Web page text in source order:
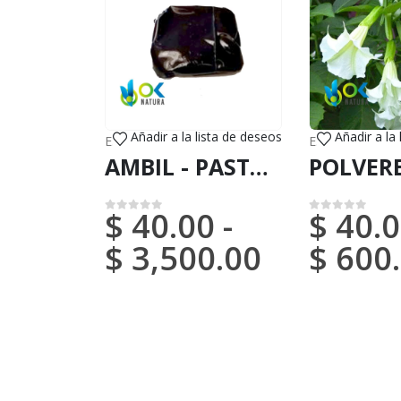
Añadir a la lista de deseos
ESTRATTO DI PASTA , MAPACHO VENDITE
AMBIL - PASTA DI AMPIRI / 10gr a 1kg - (Estratto di Mapacho) - Estratto in pasta 100% puro e forte
0su 5
$ 40.00 -
$ 3,500.00
Añadir a la
ERBE SACRE ,
0su 5
$
$